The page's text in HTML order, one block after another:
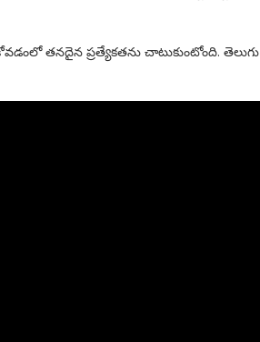
తనదైన ప్రత్యేకతను చాటుకుంటోంది. తెలుగు